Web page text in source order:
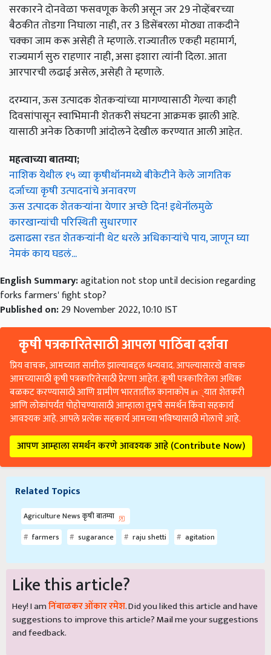
सरकारने दोनवेळा फसवणूक केली असून जर 29 नोव्हेंबरच्या
बैठकीत तोडगा निघाला नाही, तर 3 डिसेंबरला मोठ्या ताकदीने
चक्का जाम करू असेही ते म्हणाले. राज्यातील एकही महामार्ग,
राज्यमार्ग सुरु राहणार नाही, असा इशारा त्यांनी दिला. आता
आरपारची लढाई असेल, असेही ते म्हणाले.
दरम्यान, ऊस उत्पादक शेतकऱ्यांच्या मागण्यासाठी गेल्या काही
दिवसांपासून स्वाभिमानी शेतकरी संघटना आक्रमक झाली आहे.
यासाठी अनेक ठिकाणी आंदोलने देखील करण्यात आली आहेत.
महत्वाच्या बातम्या;
नाशिक येथील १५ व्या कृषीथॉनमध्ये बीकेटीने केले जागतिक
दर्जाच्या कृषी उत्पादनांचे अनावरण
ऊस उत्पादक शेतकऱ्यांना येणार अच्छे दिन! इथेनॉलमुळे
कारखान्यांची परिस्थिती सुधारणार
ढसाढसा रडत शेतकऱ्यांनी थेट धरले अधिकाऱ्यांचे पाय, जाणून घ्या
नेमकं काय घडलं...
English Summary:agitation not stop until decision regarding
forks farmers' fight stop?
Published on:29 November 2022, 10:10 IST
कृषी पत्रकारितेसाठी आपला पाठिंबा दर्शवा
प्रिय वाचक, आमच्यात सामील झाल्याबद्दल धन्यवाद. आपल्यासारखे वाचक
आमच्यासाठी कृषी पत्रकारितेसाठी प्रेरणा आहेत. कृषी पत्रकारितेला अधिक
बळकट करण्यासाठी आणि ग्रामीण भारतातील कानाकोप in्यात शेतकरी
आणि लोकांपर्यंत पोहोचण्यासाठी आम्हाला तुमचे समर्थन किंवा सहकार्य
आवश्यक आहे. आपले प्रत्येक सहकार्य आमच्या भविष्यासाठी मोलाचे आहे.
आपण आम्हाला समर्थन करणे आवश्यक आहे (Contribute Now)
Related Topics
Agriculture News कृषी बातम्या
farmers
sugarance raju shetti agitation
Like this article?
Hey! I amनिंबाळकर ओंकार रमेश. Did you liked this article and have
suggestions to improve this article?Mailme your suggestions
and feedback.